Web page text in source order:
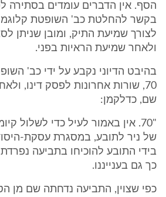
הסף. אין הדברים עומדים בסתירה
בקשר להחלטת כב' השופטת
לצורך שמיעת התיק, ומובן שניתן
ולאחר שמיעת הראיות בפני.
בהיבט הדיוני נקבע על ידי כב'
70, שורות אחרונות לפסק דינו,
שם, כדלקמן:
"70. אין באמור לעיל כדי לשלול
של ניר לתובע, במסגרת עסקת-
בידי התובע להוכיחו בתביעה
כך גם בענייננו.
כפי שצוין, התביעה נדחתה שם מן